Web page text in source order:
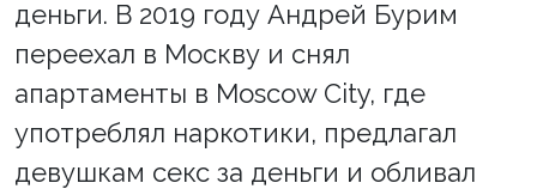
деньги. В 2019 году Андрей Бурим
переехал в Москву и снял
апартаменты в Moscow City, где
употреблял наркотики, предлагал
девушкам секс за деньги и обливал